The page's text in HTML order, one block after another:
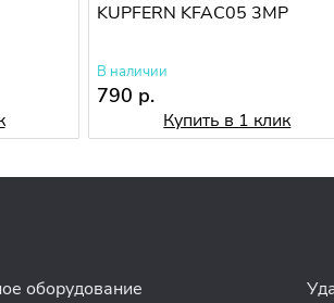
KUPFERN KFAC05 3MP
В наличии
790 р.
Купить в 1 клик
оборудование